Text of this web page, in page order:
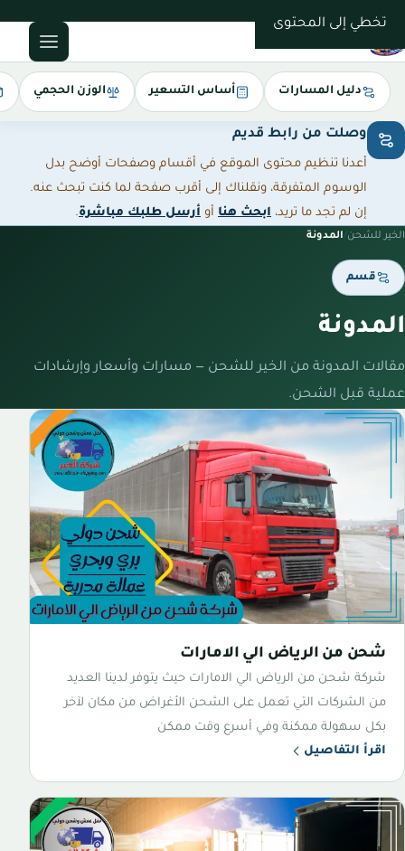
تخطي إلى المحتوى
دليل المسارات أساس التسعير الوزن الحجمي
وصلت من رابط قديم
أعدنا تنظيم محتوى الموقع في أقسام وصفحات أوضح بدل
الوسوم المتفرقة، ونقلناك إلى أقرب صفحة لما كنت تبحث عنه.
إن لم تجد ما تريد، ابحث هنا أو أرسل طلبك مباشرة.
الخير للشحن/المدونة
قسم
المدونة
مقالات المدونة من الخير للشحن — مسارات وأسعار وإرشادات
عملية قبل الشحن.
شحن من الرياض الي الامارات
شركة شحن من الرياض الي الامارات حيث يتوفر لدينا العديد
من الشركات التي تعمل على الشحن الأغراض من مكان لآخر
بكل سهولة ممكنة وفي أسرع وقت ممكن
اقرأ التفاصيل